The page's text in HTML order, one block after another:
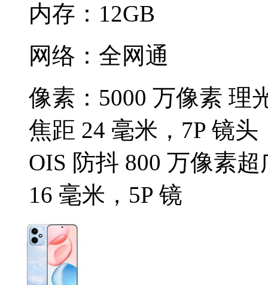
内存： 12GB
网络： 全网通
像素： 5000 万像素 理
焦距 24 毫米，7P 镜
OIS 防抖 800 万像素
16 毫米，5P 镜